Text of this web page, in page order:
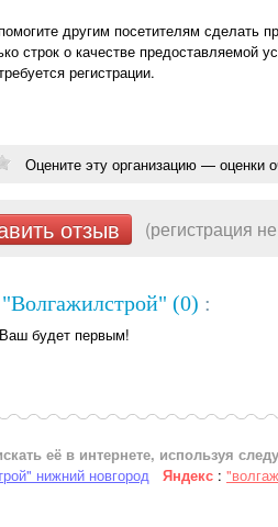
другим посетителям сделать
строк о качестве предоставляемой
регистрации.
Оцените эту организацию — оценки
отзыв (регистрация
(0) :
будет первым!
её в интернете, используя
нижний новгород Яндекс :